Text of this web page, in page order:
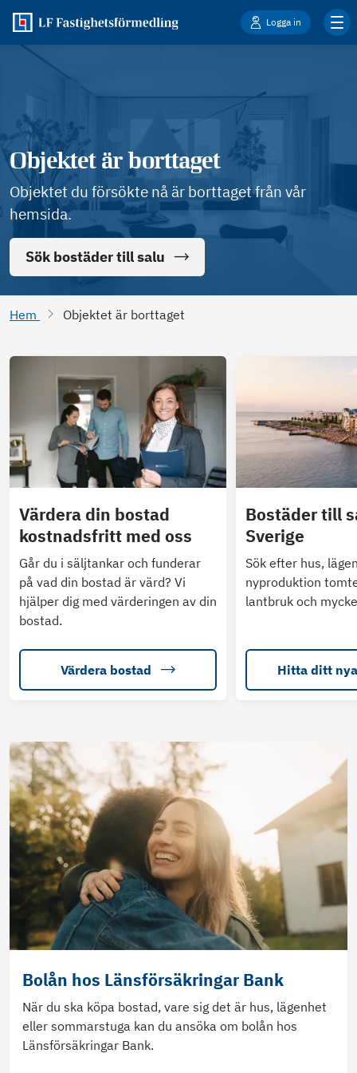
Logga in
Objektet är borttaget
Objektet du försökte nå är borttaget från vår
hemsida.
Sök bostäder till salu
Hem Objektet är borttaget
Värdera din bostad
kostnadsfritt med oss
Går du i säljtankar och funderar
på vad din bostad är värd? Vi
hjälper dig med värderingen av din
bostad.
Värdera bostad
Bostäder till
Sverige
Sök efter hus,
nyproduktion
lantbruk och
Hitta ditt
Bolån hos Länsförsäkringar Bank
När du ska köpa bostad, vare sig det är hus, lägenhet
eller sommarstuga kan du ansöka om bolån hos
Länsförsäkringar Bank.